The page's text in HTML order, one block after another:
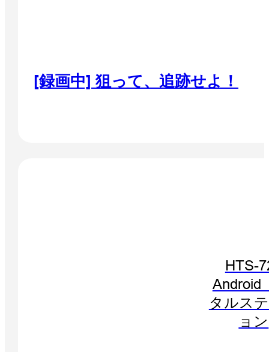
HTS-
Android
タルス
ョン
[録画中] 狙って、追跡せよ！